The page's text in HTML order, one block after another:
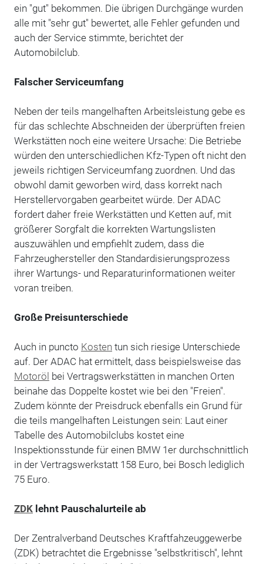
ein "gut" bekommen. Die übrigen Durchgänge wurden
alle mit "sehr gut" bewertet, alle Fehler gefunden und
auch der Service stimmte, berichtet der
Automobilclub.
Falscher Serviceumfang
Neben der teils mangelhaften Arbeitsleistung gebe es
für das schlechte Abschneiden der überprüften freien
Werkstätten noch eine weitere Ursache: Die Betriebe
würden den unterschiedlichen Kfz-Typen oft nicht den
jeweils richtigen Serviceumfang zuordnen. Und das
obwohl damit geworben wird, dass korrekt nach
Herstellervorgaben gearbeitet würde. Der ADAC
fordert daher freie Werkstätten und Ketten auf, mit
größerer Sorgfalt die korrekten Wartungslisten
auszuwählen und empfiehlt zudem, dass die
Fahrzeughersteller den Standardisierungsprozess
ihrer Wartungs- und Reparaturinformationen weiter
voran treiben.
Große Preisunterschiede
Auch in puncto Kosten tun sich riesige Unterschiede
auf. Der ADAC hat ermittelt, dass beispielsweise das
Motoröl bei Vertragswerkstätten in manchen Orten
beinahe das Doppelte kostet wie bei den "Freien".
Zudem könnte der Preisdruck ebenfalls ein Grund für
die teils mangelhaften Leistungen sein: Laut einer
Tabelle des Automobilclubs kostet eine
Inspektionsstunde für einen BMW 1er durchschnittlich
in der Vertragswerkstatt 158 Euro, bei Bosch lediglich
75 Euro.
ZDKlehnt Pauschalurteile ab
Der Zentralverband Deutsches Kraftfahzeuggewerbe
(ZDK) betrachtet die Ergebnisse "selbstkritisch", lehnt